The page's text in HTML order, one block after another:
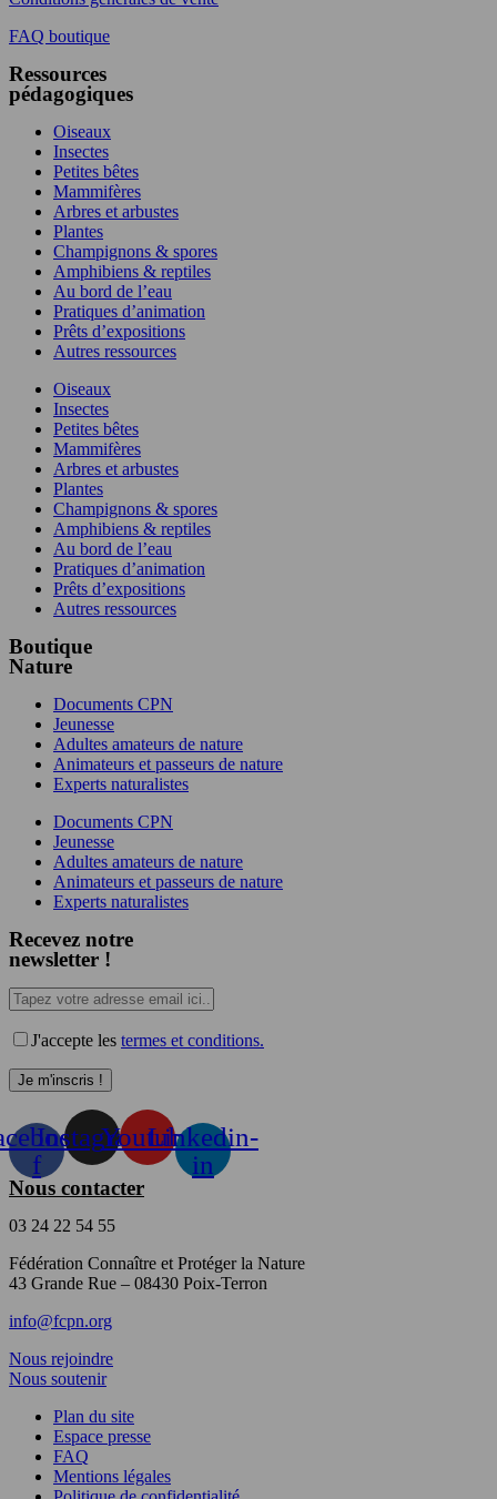
FAQ boutique
Ressources
pédagogiques
Oiseaux
Insectes
Petites bêtes
Mammifères
Arbres et arbustes
Plantes
Champignons & spores
Amphibiens & reptiles
Au bord de l’eau
Pratiques d’animation
Prêts d’expositions
Autres ressources
Oiseaux
Insectes
Petites bêtes
Mammifères
Arbres et arbustes
Plantes
Champignons & spores
Amphibiens & reptiles
Au bord de l’eau
Pratiques d’animation
Prêts d’expositions
Autres ressources
Boutique
Nature
Documents CPN
Jeunesse
Adultes amateurs de nature
Animateurs et passeurs de nature
Experts naturalistes
Documents CPN
Jeunesse
Adultes amateurs de nature
Animateurs et passeurs de nature
Experts naturalistes
Recevez notre
newsletter !
J'accepte les termes et conditions.
f
InstagramYoutubeLinkedin-
in
Nous contacter
03 24 22 54 55
Fédération Connaître et Protéger la Nature
43 Grande Rue – 08430 Poix-Terron
info@fcpn.org
Nous rejoindre
Nous soutenir
Plan du site
Espace presse
FAQ
Mentions légales